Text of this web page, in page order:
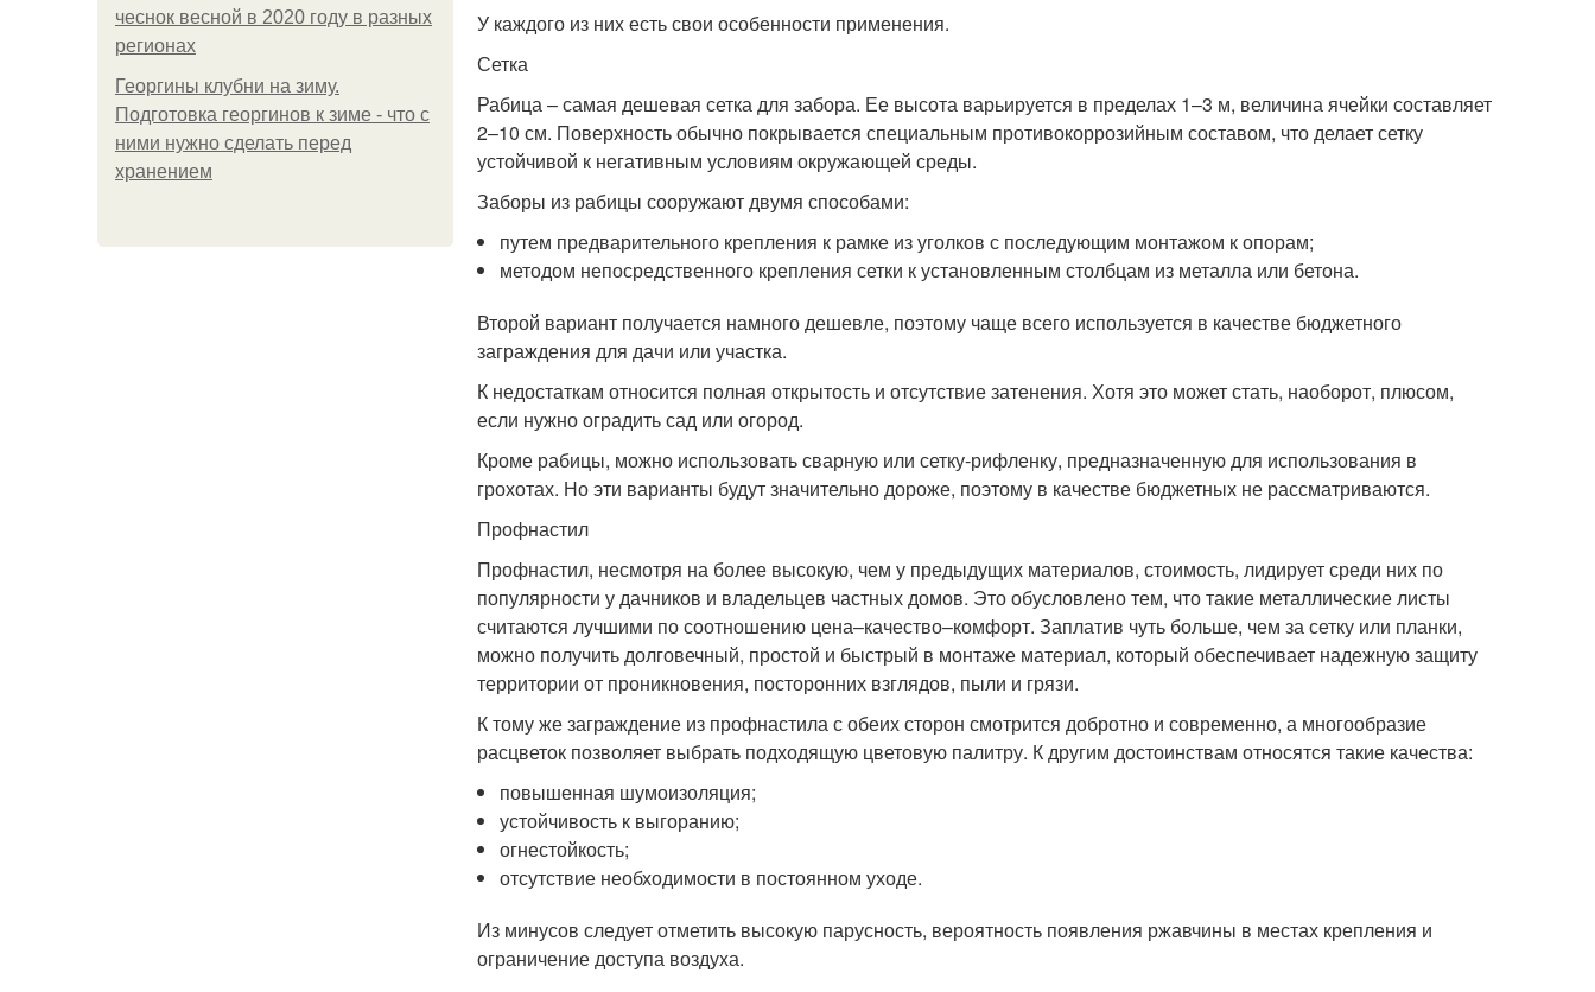
чеснок весной в 2020 году в разных
регионах
Георгины клубни на зиму.
Подготовка георгинов к зиме - что с
ними нужно сделать перед
хранением
У каждого из них есть свои особенности применения.
Сетка
Рабица – самая дешевая сетка для забора. Ее высота варьируется в пределах 1–3 м, величина ячейки составляет
2–10 см. Поверхность обычно покрывается специальным противокоррозийным составом, что делает сетку
устойчивой к негативным условиям окружающей среды.
Заборы из рабицы сооружают двумя способами:
путем предварительного крепления к рамке из уголков с последующим монтажом к опорам;
методом непосредственного крепления сетки к установленным столбцам из металла или бетона.
Второй вариант получается намного дешевле, поэтому чаще всего используется в качестве бюджетного
заграждения для дачи или участка.
К недостаткам относится полная открытость и отсутствие затенения. Хотя это может стать, наоборот, плюсом,
если нужно оградить сад или огород.
Кроме рабицы, можно использовать сварную или сетку-рифленку, предназначенную для использования в
грохотах. Но эти варианты будут значительно дороже, поэтому в качестве бюджетных не рассматриваются.
Профнастил
Профнастил, несмотря на более высокую, чем у предыдущих материалов, стоимость, лидирует среди них по
популярности у дачников и владельцев частных домов. Это обусловлено тем, что такие металлические листы
считаются лучшими по соотношению цена–качество–комфорт. Заплатив чуть больше, чем за сетку или планки,
можно получить долговечный, простой и быстрый в монтаже материал, который обеспечивает надежную защиту
территории от проникновения, посторонних взглядов, пыли и грязи.
К тому же заграждение из профнастила с обеих сторон смотрится добротно и современно, а многообразие
расцветок позволяет выбрать подходящую цветовую палитру. К другим достоинствам относятся такие качества:
повышенная шумоизоляция;
устойчивость к выгоранию;
огнестойкость;
отсутствие необходимости в постоянном уходе.
Из минусов следует отметить высокую парусность, вероятность появления ржавчины в местах крепления и
ограничение доступа воздуха.